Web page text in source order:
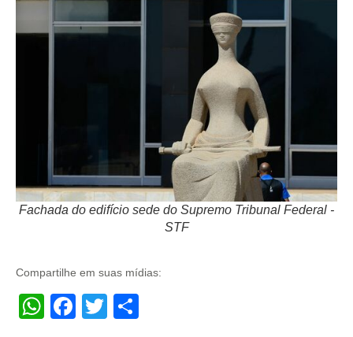
Fachada do edifício sede do Supremo Tribunal Federal -
STF
Compartilhe em suas mídias:
WhatsApp
Facebook
Twitter